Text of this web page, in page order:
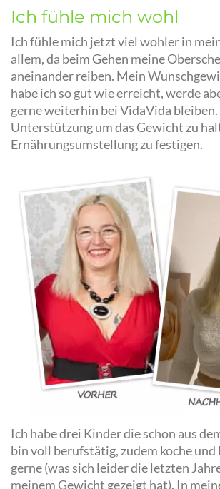
Ich fühle mich wohl
Ich fühle mich jetzt viel wohler in
allem, da beim Gehen meine
aneinander reiben. Mein
habe ich so gut wie erreicht, werde
gerne weiterhin bei VidaVida bleiben.
Unterstützung um das Gewicht zu
Ernährungsumstellung zu festigen.
Ich habe drei Kinder die schon aus
bin voll berufstätig, zudem koche und
gerne (was sich leider die letzten
meinem Gewicht gezeigt hat). In